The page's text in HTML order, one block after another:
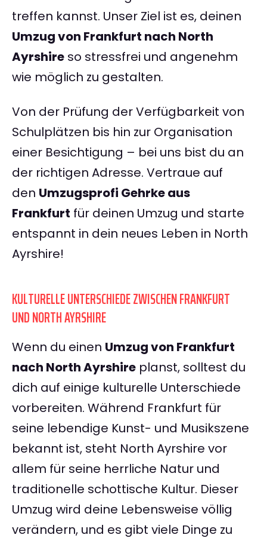
treffen kannst. Unser Ziel ist es, deinen
Umzug von Frankfurt nach North
Ayrshire so stressfrei und angenehm
wie möglich zu gestalten.
Von der Prüfung der Verfügbarkeit von
Schulplätzen bis hin zur Organisation
einer Besichtigung – bei uns bist du an
der richtigen Adresse. Vertraue auf
den Umzugsprofi Gehrke aus
Frankfurt für deinen Umzug und starte
entspannt in dein neues Leben in North
Ayrshire!
KULTURELLE UNTERSCHIEDE ZWISCHEN FRANKFURT
UND NORTH AYRSHIRE
Wenn du einen Umzug von Frankfurt
nach North Ayrshire planst, solltest du
dich auf einige kulturelle Unterschiede
vorbereiten. Während Frankfurt für
seine lebendige Kunst- und Musikszene
bekannt ist, steht North Ayrshire vor
allem für seine herrliche Natur und
traditionelle schottische Kultur. Dieser
Umzug wird deine Lebensweise völlig
verändern, und es gibt viele Dinge zu